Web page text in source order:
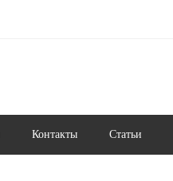
Контакты Статьи